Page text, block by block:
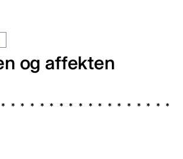
og affekten